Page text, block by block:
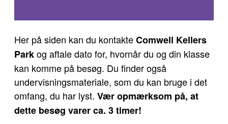
Her på siden kan du kontakteComwell Kellers
Parkog aftale dato for, hvornår du og din klasse
kan komme på besøg. Du finder også
undervisningsmateriale, som du kan bruge i det
omfang, du har lyst. Vær opmærksom på, at
dette besøg varer ca. 3 timer!